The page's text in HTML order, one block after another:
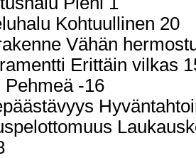
Kohtuullinen 20
Vähän
Erittäin vilkas
Pehmeä -16